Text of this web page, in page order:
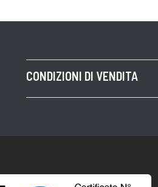
CONDIZIONI DI VENDITA